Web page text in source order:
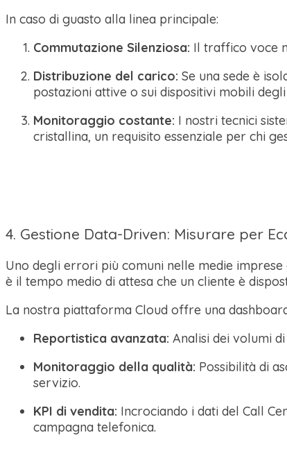
In caso di guasto alla linea principale:
Commutazione Silenziosa: Il traffico voce
Distribuzione del carico: Se una sede è
postazioni attive o sui dispositivi mobili
Monitoraggio costante: I nostri tecnici
cristallina, un requisito essenziale per chi
4. Gestione Data-Driven: Misurare per
Uno degli errori più comuni nelle medie
è il tempo medio di attesa che un cliente è
La nostra piattaforma Cloud offre una
Reportistica avanzata: Analisi dei volumi
Monitoraggio della qualità: Possibilità di
servizio.
KPI di vendita: Incrociando i dati del Call
campagna telefonica.